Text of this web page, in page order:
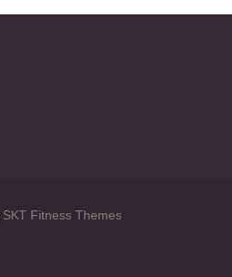
SKT Fitness Themes